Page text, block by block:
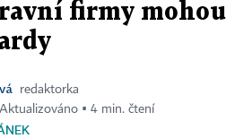
firmy mohou
redaktorka
Aktualizováno ▪ 4 min. čtení